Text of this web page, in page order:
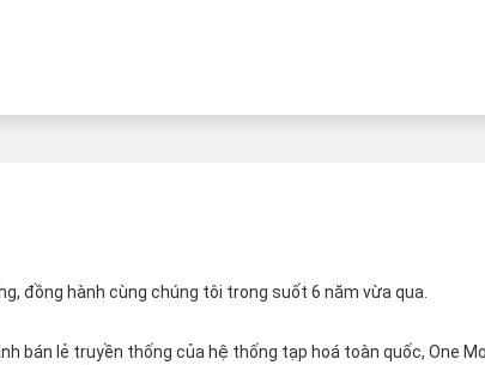
đồng hành cùng chúng tôi trong suốt 6 năm vừa qua.
bán lẻ truyền thống của hệ thống tạp hoá toàn quốc, One